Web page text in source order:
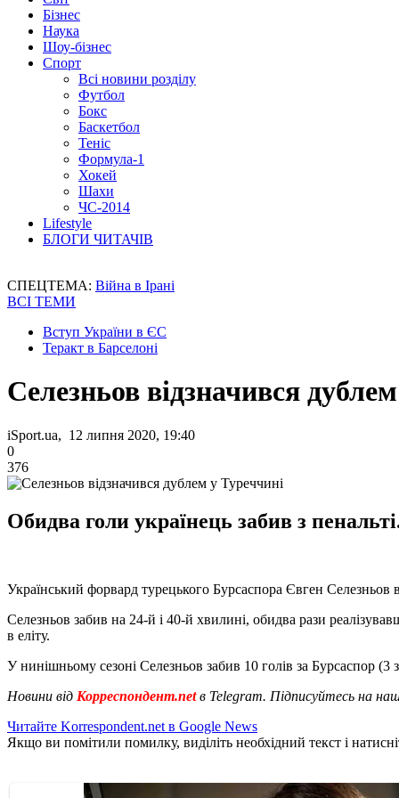
Бізнес
Наука
Шоу-бізнес
Спорт
Всі новини розділу
Футбол
Бокс
Баскетбол
Теніс
Формула-1
Хокей
Шахи
ЧС-2014
Lifestyle
БЛОГИ ЧИТАЧІВ
СПЕЦТЕМА: Війна в Ірані
ВСІ ТЕМИ
Вступ України в ЄС
Теракт в Барселоні
Селезньов відзначився
iSport.ua, 12 липня 2020, 19:40
0
376
Обидва голи українець забив з
Український форвард турецького Бурсаспора Євген
Селезньов забив на 24-й і 40-й хвилині, обидва рази
в еліту.
У нинішньому сезоні Селезньов забив 10 голів за Бурсаспор (3
Новини від Корреспондент.netв Telegram. Підписуйтесь на
Читайте Korrespondent.net в Google News
Якщо ви помітили помилку, виділіть необхідний текст і